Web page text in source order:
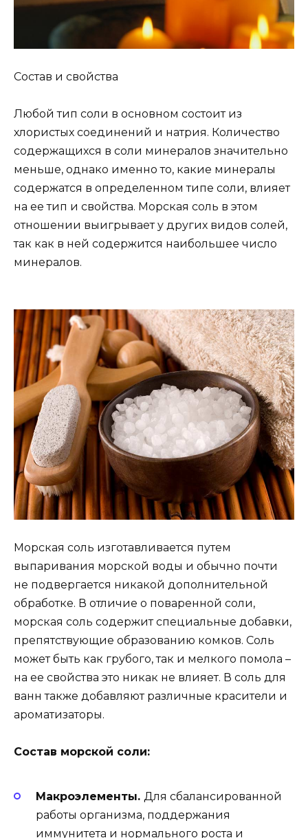
Состав и свойства
Любой тип соли в основном состоит из
хлористых соединений и натрия. Количество
содержащихся в соли минералов значительно
меньше, однако именно то, какие минералы
содержатся в определенном типе соли, влияет
на ее тип и свойства. Морская соль в этом
отношении выигрывает у других видов солей,
так как в ней содержится наибольшее число
минералов.
Морская соль изготавливается путем
выпаривания морской воды и обычно почти
не подвергается никакой дополнительной
обработке. В отличие о поваренной соли,
морская соль содержит специальные добавки,
препятствующие образованию комков. Соль
может быть как грубого, так и мелкого помола –
на ее свойства это никак не влияет. В соль для
ванн также добавляют различные красители и
ароматизаторы.
Состав морской соли:
Макроэлементы. Для сбалансированной
работы организма, поддержания
иммунитета и нормального роста и